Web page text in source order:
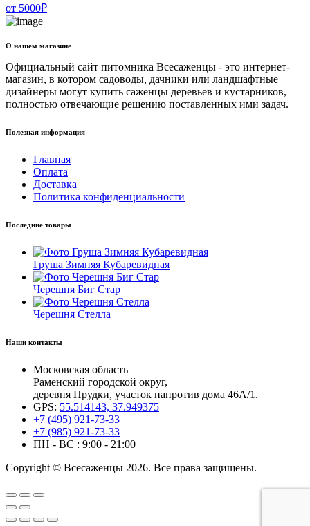
от 5000₽
О нашем магазине
Официальный сайт питомника Всесаженцы - это интернет-
магазин, в котором садоводы, дачники или ландшафтные
дизайнеры могут купить саженцы деревьев и кустарников,
полностью отвечающие решению поставленных ими задач.
Полезная информация
Главная
Оплата
Доставка
Политика конфиденциальности
Последние товары
Груша Зимняя Кубаревидная
Черешня Биг Стар
Черешня Стелла
Наши контакты
Московская область
Раменский городской округ,
деревня Прудки, участок напротив дома 46А/1.
GPS: 55.514143, 37.949375
+7 (495) 921-73-33
+7 (985) 921-73-33
ПН - ВС : 9:00 - 21:00
Copyright © Всесаженцы 2026. Все права защищены.